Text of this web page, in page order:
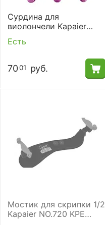
Сурдина для
виолончели Kapaier
NO.250 KPE
Есть
7001 руб.
Мостик для скрипки 1/2
Kapaier NO.720 KPE